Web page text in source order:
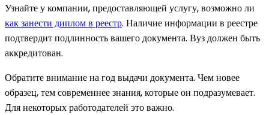
Узнайте у компании, предоставляющей услугу, возможно ли
как занести диплом в реестр. Наличие информации в реестре
подтвердит подлинность вашего документа. Вуз должен быть
аккредитован.
Обратите внимание на год выдачи документа. Чем новее
образец, тем современнее знания, которые он подразумевает.
Для некоторых работодателей это важно.